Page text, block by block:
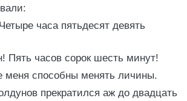
часа пятьдесят девять
часов сорок шесть минут!
меня способны менять личины.
прекратился аж до двадцать